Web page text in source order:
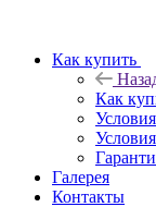
Как купить
Как
Галерея
Контакты